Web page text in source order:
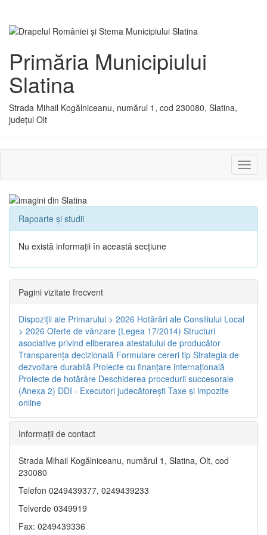
Primăria Municipiului
Slatina
Strada Mihail Kogălniceanu, numărul 1, cod 230080, Slatina,
județul Olt
sau
Rapoarte și studii
Nu există informații în această secțiune
Pagini vizitate frecvent
Dispoziţii ale Primarului > 2026 Hotărâri ale Consiliului Local
> 2026 Oferte de vânzare (Legea 17/2014) Structuri
asociative privind eliberarea atestatului de producător
Transparenţa decizională Formulare cereri tip Strategia de
dezvoltare durabilă Proiecte cu finanţare internaţională
Proiecte de hotărâre Deschiderea procedurii succesorale
(Anexa 2) DDI - Executori judecătorești Taxe şi impozite
online
Informaţii de contact
Strada Mihail Kogălniceanu, numărul 1, Slatina, Olt, cod
230080
Telefon 0249439377, 0249439233
Telverde 0349919
Fax: 0249439336